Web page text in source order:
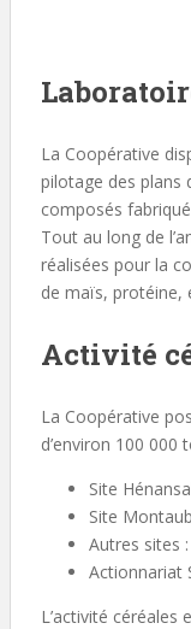
La Coopérative
pilotage des plans
composés
Tout au long de
réalisées pour la
de maïs, protéine,
Activité
La Coopérative
d’environ 100
Site
Site
Autres sites
Actionnariat
L’activité